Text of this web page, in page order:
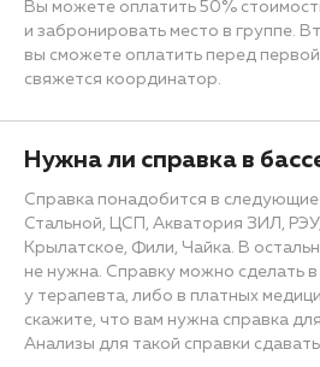
Вы можете оплатить 50%
и забронировать место в группе.
вы сможете оплатить перед
свяжется координатор.
Нужна ли справка в
Справка понадобится в
Стальной, ЦСП, Акватория ЗИЛ,
Крылатское, Фили, Чайка. В
не нужна. Справку можно сделать
у терапевта, либо в платных
скажите, что вам нужна справка
Анализы для такой справки